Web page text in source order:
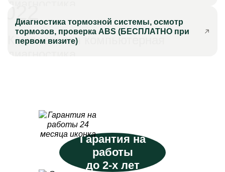
022
Комплексная компьютерная
Диагностика тормозной системы, осмотр
тормозов, проверка ABS (БЕСПЛАТНО при
первом визите)
Гарантия на
работы
до 2-х лет